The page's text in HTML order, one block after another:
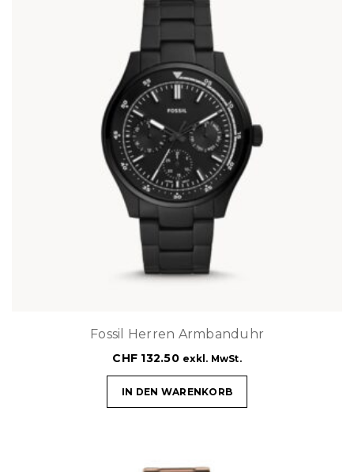
Fossil Herren Armbanduhr
CHF 132.50 exkl. MwSt.
IN DEN WARENKORB